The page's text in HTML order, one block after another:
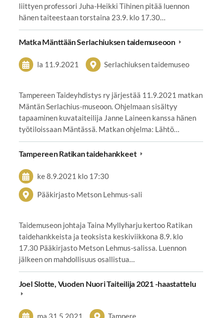
liittyen professori Juha-Heikki Tihinen pitää luennon
hänen taiteestaan torstaina 23.9. klo 17.30…
Matka Mänttään Serlachiuksen taidemuseoon
la 11.9.2021 Serlachiuksen taidemuseo
Tampereen Taideyhdistys ry järjestää 11.9.2021 matkan
Mäntän Serlachius-museoon. Ohjelmaan sisältyy
tapaaminen kuvataiteilija Janne Laineen kanssa hänen
työtiloissaan Mäntässä. Matkan ohjelma: Lähtö…
Tampereen Ratikan taidehankkeet
ke 8.9.2021 klo 17:30
Pääkirjasto Metson Lehmus-sali
Taidemuseon johtaja Taina Myllyharju kertoo Ratikan
taidehankkeista ja teoksista keskiviikkona 8.9. klo
17.30 Pääkirjasto Metson Lehmus-salissa. Luennon
jälkeen on mahdollisuus osallistua…
Joel Slotte, Vuoden Nuori Taiteilija 2021 -haastattelu
ma 31.5.2021 Tampere